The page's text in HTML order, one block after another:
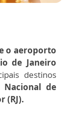
o aeroporto
de Janeiro
destinos
Nacional de
(RJ).